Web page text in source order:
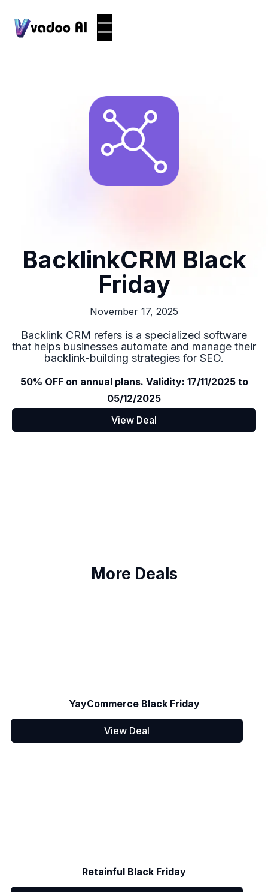
BacklinkCRM Black
Friday
November 17, 2025
Backlink CRM refers is a specialized software
that helps businesses automate and manage their
backlink-building strategies for SEO.
50% OFF on annual plans. Validity: 17/11/2025 to
05/12/2025
View Deal
More Deals
YayCommerce Black Friday
View Deal
Retainful Black Friday